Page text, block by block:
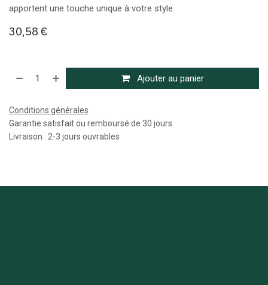
apportent une touche unique à votre style.
30,58 €
Ajouter au panier
Conditions générales
Garantie satisfait ou remboursé de 30 jours
Livraison : 2-3 jours ouvrables